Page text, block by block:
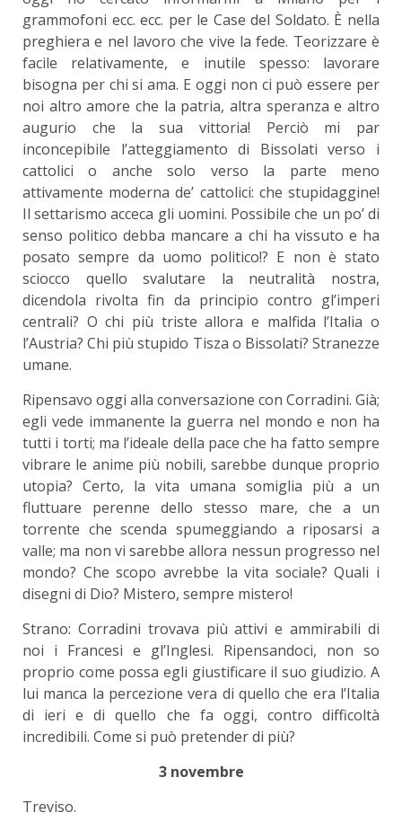
grammofoni ecc. ecc. per le Case del Soldato. È nella
preghiera e nel lavoro che vive la fede. Teorizzare è
facile relativamente, e inutile spesso: lavorare
bisogna per chi si ama. E oggi non ci può essere per
noi altro amore che la patria, altra speranza e altro
augurio che la sua vittoria! Perciò mi par
inconcepibile l’atteggiamento di Bissolati verso i
cattolici o anche solo verso la parte meno
attivamente moderna de’ cattolici: che stupidaggine!
Il settarismo acceca gli uomini. Possibile che un po’ di
senso politico debba mancare a chi ha vissuto e ha
posato sempre da uomo politico!? E non è stato
sciocco quello svalutare la neutralità nostra,
dicendola rivolta fin da principio contro gl’imperi
centrali? O chi più triste allora e malfida l’Italia o
l’Austria? Chi più stupido Tisza o Bissolati? Stranezze
umane.
Ripensavo oggi alla conversazione con Corradini. Già;
egli vede immanente la guerra nel mondo e non ha
tutti i torti; ma l’ideale della pace che ha fatto sempre
vibrare le anime più nobili, sarebbe dunque proprio
utopia? Certo, la vita umana somiglia più a un
fluttuare perenne dello stesso mare, che a un
torrente che scenda spumeggiando a riposarsi a
valle; ma non vi sarebbe allora nessun progresso nel
mondo? Che scopo avrebbe la vita sociale? Quali i
disegni di Dio? Mistero, sempre mistero!
Strano: Corradini trovava più attivi e ammirabili di
noi i Francesi e gl’Inglesi. Ripensandoci, non so
proprio come possa egli giustificare il suo giudizio. A
lui manca la percezione vera di quello che era l’Italia
di ieri e di quello che fa oggi, contro difficoltà
incredibili. Come si può pretender di più?
3 novembre
Treviso.